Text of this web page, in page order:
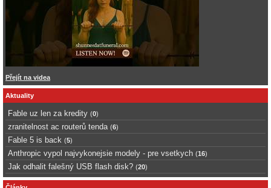
Přejít na videa
Aktuality
Fable uz len za kredity (0)
zranitelnost ac routerů tenda (6)
Fable 5 is back (5)
Anthropic vypol najvykonejsie modely - pre vsetkych (16)
Jak odhalit falešný USB flash disk? (20)